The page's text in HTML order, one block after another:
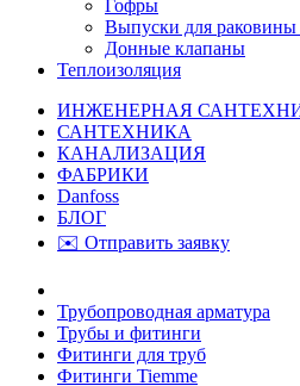
Гофры
Выпуски для
Донные клапаны
Теплоизоляция
ИНЖЕНЕРНАЯ
САНТЕХНИКА
КАНАЛИЗАЦИЯ
ФАБРИКИ
Danfoss
БЛОГ
✉️ Отправить заявку
Трубопроводная арматура
Трубы и фитинги
Фитинги для труб
Фитинги Tiemme